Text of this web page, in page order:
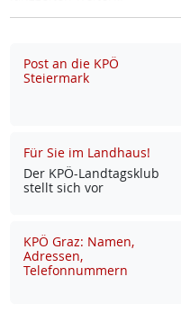
Post an die KPÖ
Steiermark
Für Sie im Landhaus!
Der KPÖ-Land­tags­klub
stellt sich vor
KPÖ Graz: Namen,
Adressen,
Telefonnummern